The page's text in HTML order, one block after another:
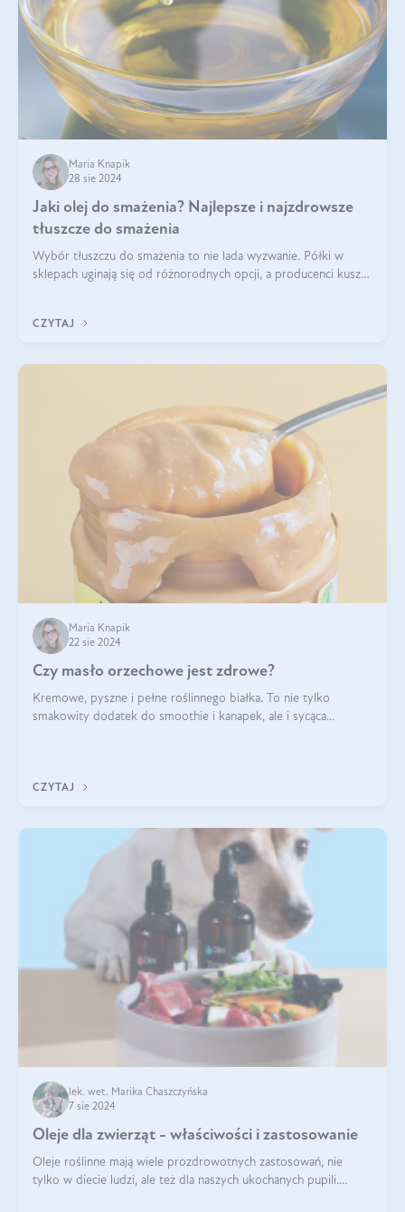
Maria Knapik
28 sie 2024
Jaki olej do smażenia? Najlepsze i najzdrowsze
tłuszcze do smażenia
Wybór tłuszczu do smażenia to nie lada wyzwanie. Półki w
sklepach uginają się od różnorodnych opcji, a producenci kuszą
CZYTAJ
Maria Knapik
22 sie 2024
Czy masło orzechowe jest zdrowe?
Kremowe, pyszne i pełne roślinnego białka. To nie tylko
smakowity dodatek do smoothie i kanapek, ale i sycąca
CZYTAJ
lek. wet. Marika Chaszczyńska
7 sie 2024
Oleje dla zwierząt - właściwości i zastosowanie
Oleje roślinne mają wiele prozdrowotnych zastosowań, nie
tylko w diecie ludzi, ale też dla naszych ukochanych pupili.